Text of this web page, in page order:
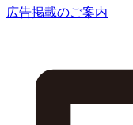
広告掲載のご案内